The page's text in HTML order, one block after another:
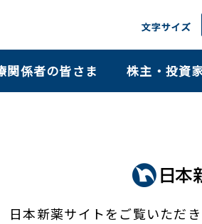
関係者の皆さま 株主・投資
日本新薬サイトをご覧いただき